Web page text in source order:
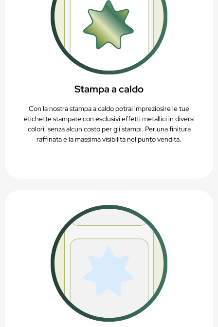
Stampa a caldo
Con la nostra stampa a caldo potrai impreziosire le tue
etichette stampate con esclusivi effetti metallici in diversi
colori, senza alcun costo per gli stampi. Per una finitura
raffinata e la massima visibilità nel punto vendita.